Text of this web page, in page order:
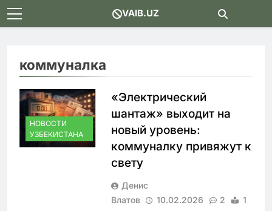
Skip
to
VAIB.UZ
коммуналка
НОВОСТИ
УЗБЕКИСТАНА
«Электрический
шантаж» выходит на
новый уровень:
коммуналку привяжут к
свету
Денис
Влатов
10.02.2026 2
1